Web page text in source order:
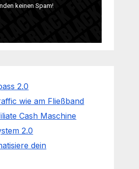
keinen Spam!
2.0
wie am Fließband
Cash Maschine
2.0
dein